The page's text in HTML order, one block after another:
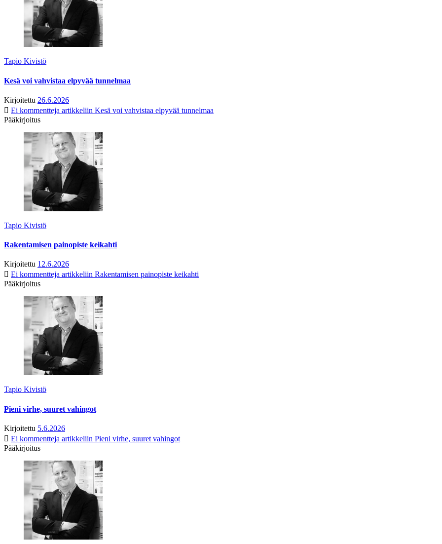
Tapio Kivistö
Kesä voi vahvistaa elpyvää tunnelmaa
Kirjoitettu 26.6.2026
Ei kommentteja artikkeliin Kesä voi vahvistaa elpyvää tunnelmaa
Pääkirjoitus
Tapio Kivistö
Rakentamisen painopiste keikahti
Kirjoitettu 12.6.2026
Ei kommentteja artikkeliin Rakentamisen painopiste keikahti
Pääkirjoitus
Tapio Kivistö
Pieni virhe, suuret vahingot
Kirjoitettu 5.6.2026
Ei kommentteja artikkeliin Pieni virhe, suuret vahingot
Pääkirjoitus